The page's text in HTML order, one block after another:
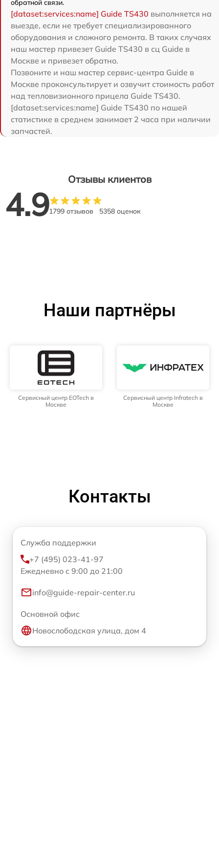
обратной связи.
[dataset:services:name] Guide TS430 выполняется на
выезде, если не требует специализированного
оборудования и сложного ремонта. В таких случаях
наш мастер привезет Guide TS430 в сц Guide в
Москве и привезет обратно.
Позвоните и наш мастер сервис-центра Guide в
Москве проконсультирует и озвучит стоимость работ
над тепловизионного прицела Guide TS430.
[dataset:services:name] Guide TS430 по нашей
статистике в среднем занимает 2 часа при наличии
запчастей.
Отзывы клиентов
4.91799 отзывов 5358 оценок
Наши партнёры
Сервисный центр EOTech в
Москве
Сервисный центр Infratech в
Москве
Контакты
Служба поддержки
+7 (495) 023-41-97
Ежедневно с 9:00 до 21:00
info@guide-repair-center.ru
Основной офис
Новослободская улица, дом 4